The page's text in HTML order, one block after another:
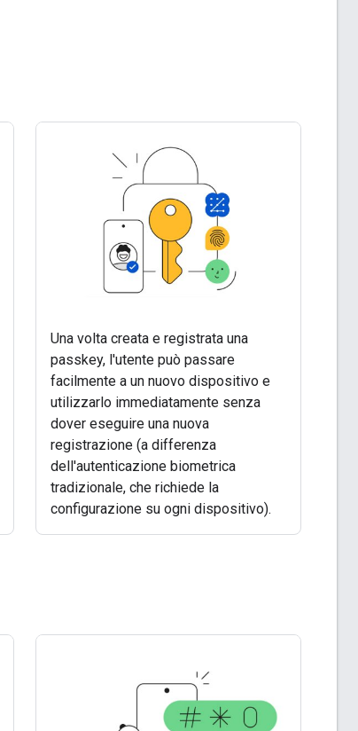
Una volta creata e registrata una
passkey, l'utente può passare
facilmente a un nuovo dispositivo e
utilizzarlo immediatamente senza
dover eseguire una nuova
registrazione (a differenza
dell'autenticazione biometrica
tradizionale, che richiede la
configurazione su ogni dispositivo).